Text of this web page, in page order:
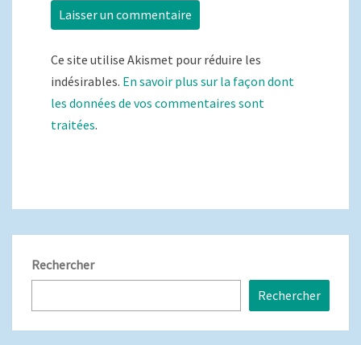
Ce site utilise Akismet pour réduire les
indésirables. En savoir plus sur la façon dont
les données de vos commentaires sont
traitées.
Rechercher
Rechercher